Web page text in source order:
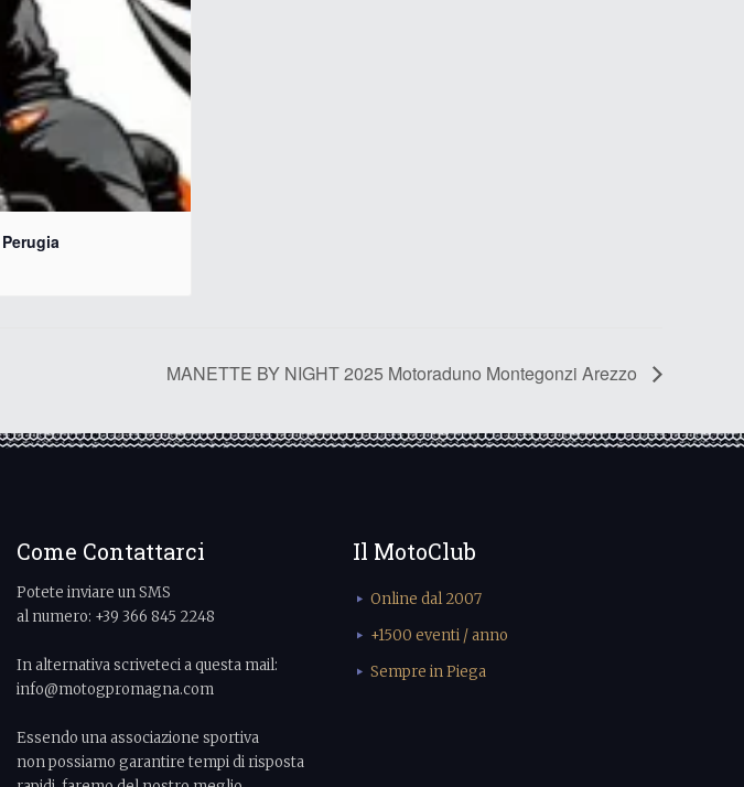
MANETTE BY NIGHT 2025 Motoraduno Montegonzi Arezzo
Come Contattarci
Potete inviare un SMS
al numero: +39 366 845 2248
In alternativa scriveteci a questa mail:
info@motogpromagna.com
Essendo una associazione sportiva
non possiamo garantire tempi di risposta
Il MotoClub
Online dal 2007
+1500 eventi / anno
Sempre in Piega